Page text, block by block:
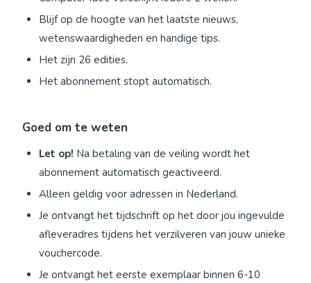
Blijf op de hoogte van het laatste nieuws,
wetenswaardigheden en handige tips.
Het zijn 26 edities.
Het abonnement stopt automatisch.
Goed om te weten
Let op! Na betaling van de veiling wordt het
abonnement automatisch geactiveerd.
Alleen geldig voor adressen in Nederland.
Je ontvangt het tijdschrift op het door jou ingevulde
afleveradres tijdens het verzilveren van jouw unieke
vouchercode.
Je ontvangt het eerste exemplaar binnen 6-10